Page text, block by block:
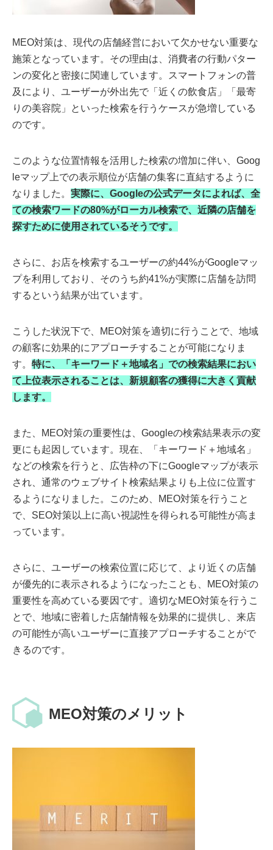
MEO対策は、現代の店舗経営において欠かせない重要な
施策となっています。その理由は、消費者の行動パター
ンの変化と密接に関連しています。スマートフォンの普
及により、ユーザーが外出先で「近くの飲食店」「最寄
りの美容院」といった検索を行うケースが急増している
のです。
このような位置情報を活用した検索の増加に伴い、Goog
leマップ上での表示順位が店舗の集客に直結するように
なりました。 実際に、Googleの公式データによれば、全
ての検索ワードの80%がローカル検索で、近隣の店舗を
探すために使用されているそうです。
さらに、お店を検索するユーザーの約44%がGoogleマッ
プを利用しており、そのうち約41%が実際に店舗を訪問
するという結果が出ています。
こうした状況下で、MEO対策を適切に行うことで、地域
の顧客に効果的にアプローチすることが可能になりま
す。 特に、「キーワード＋地域名」での検索結果におい
て上位表示されることは、新規顧客の獲得に大きく貢献
します。
また、MEO対策の重要性は、Googleの検索結果表示の変
更にも起因しています。現在、「キーワード＋地域名」
などの検索を行うと、広告枠の下にGoogleマップが表示
され、通常のウェブサイト検索結果よりも上位に位置す
るようになりました。このため、MEO対策を行うこと
で、SEO対策以上に高い視認性を得られる可能性が高ま
っています。
さらに、ユーザーの検索位置に応じて、より近くの店舗
が優先的に表示されるようになったことも、MEO対策の
重要性を高めている要因です。適切なMEO対策を行うこ
とで、地域に密着した店舗情報を効果的に提供し、来店
の可能性が高いユーザーに直接アプローチすることがで
きるのです。
MEO対策のメリット